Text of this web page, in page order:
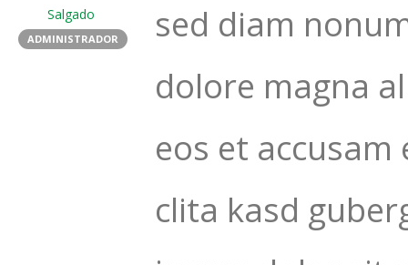
Salgado
ADMINISTRADOR
sed diam
dolore magna
eos et
clita kasd